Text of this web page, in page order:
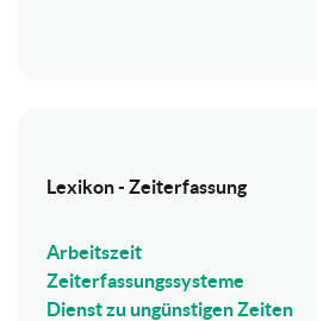
Lexikon - Zeiterfassung
Arbeitszeit
Zeiterfassungssysteme
Dienst zu ungünstigen Zeiten